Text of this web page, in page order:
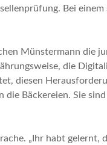
Bei
Münstermann die
die
diesen
Bäckereien. Sie
„Ihr habt gelernt,